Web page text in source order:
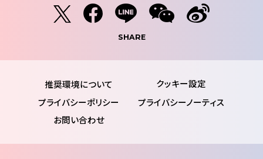
SHARE
推奨環境について
プライバシーポリシー
プライバシーノーティス
お問い合わせ